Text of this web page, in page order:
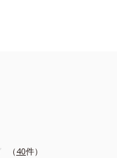
（40件）